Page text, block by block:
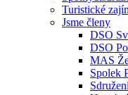
Turistické
Jsme členy
DSO
DSO
MAS
Spolek